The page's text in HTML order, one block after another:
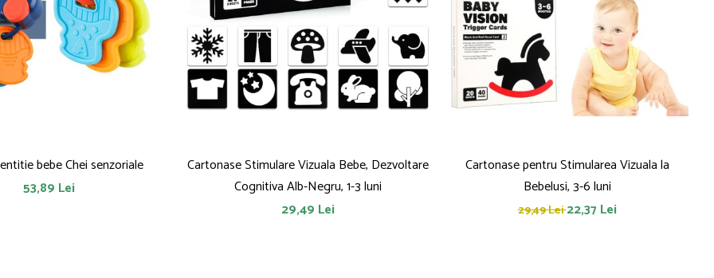
bebe Chei senzoriale
53,89 Lei
Cartonase Stimulare Vizuala Bebe, Dezvoltare
Cognitiva Alb-Negru, 1-3 luni
29,49 Lei
Cartonase pentru Stimularea Vizuala la
Bebelusi, 3-6 luni
29,49 Lei22,37 Lei